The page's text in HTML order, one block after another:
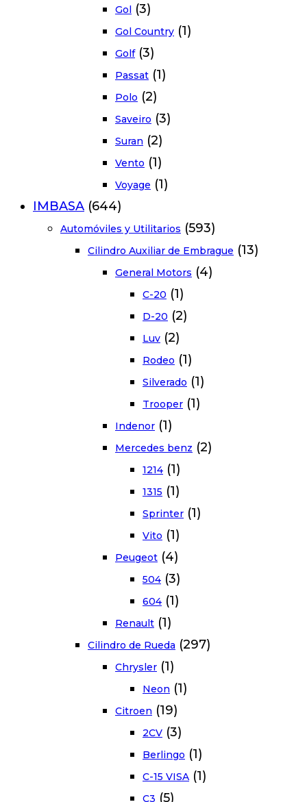
Gol (3)
Gol Country (1)
Golf (3)
Passat (1)
Polo (2)
Saveiro (3)
Suran (2)
Vento (1)
Voyage (1)
IMBASA (644)
Automóviles y Utilitarios (593)
Cilindro Auxiliar de Embrague (13)
General Motors (4)
C-20 (1)
D-20 (2)
Luv (2)
Rodeo (1)
Silverado (1)
Trooper (1)
Indenor (1)
Mercedes benz (2)
1214 (1)
1315 (1)
Sprinter (1)
Vito (1)
Peugeot (4)
504 (3)
604 (1)
Renault (1)
Cilindro de Rueda (297)
Chrysler (1)
Neon (1)
Citroen (19)
2CV (3)
Berlingo (1)
C-15 VISA (1)
C3 (5)